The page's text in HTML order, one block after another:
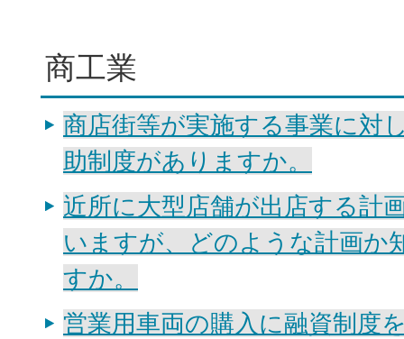
商工業
商店街等が実施する事業に対
助制度がありますか。
近所に大型店舗が出店する計
いますが、どのような計画か
すか。
営業用車両の購入に融資制度